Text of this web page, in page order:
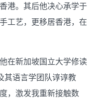
港。其后他决心承学于
工艺，更移居香港，在
在新加坡国立大学修读
其语言学团队谆谆教
，激发我重新接触数